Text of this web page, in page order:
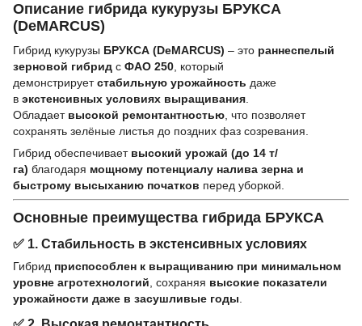
Описание гибрида кукурузы БРУКСА
(DeMARCUS)
Гибрид кукурузы БРУКСА (DeMARCUS) – это раннеспелый
зерновой гибрид с ФАО 250 , который
демонстрируетстабильную урожайность даже
в экстенсивных условиях выращивания
Обладает высокой ремонтантностью , что позволяет
сохранять зелёные листья до поздних фаз созревания.
Гибрид обеспечивает высокий урожай (до 14 т/
га) благодаря мощному потенциалу налива зерна и
быстрому высыханию початков перед уборкой.
Основные преимущества гибрида БРУКСА
✅ 1. Стабильность в экстенсивных условиях
Гибрид приспособлен к выращиванию при минимальном
уровне агротехнологий , сохраняя высокие показатели
урожайности даже в засушливые годы